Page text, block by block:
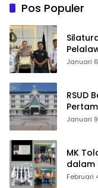
Pos Populer
Januari
RSUD
Januari
MK
dalam
Februari